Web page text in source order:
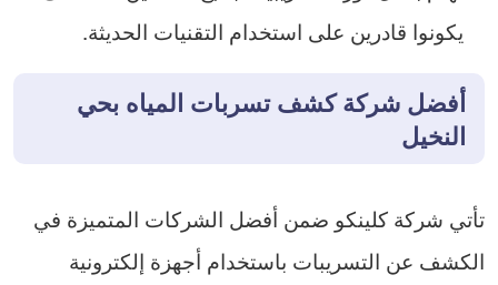
يكونوا قادرين على استخدام التقنيات الحديثة.
أفضل شركة كشف تسربات المياه بحي
النخيل
تأتي شركة كلينكو ضمن أفضل الشركات المتميزة في
الكشف عن التسريبات باستخدام أجهزة إلكترونية